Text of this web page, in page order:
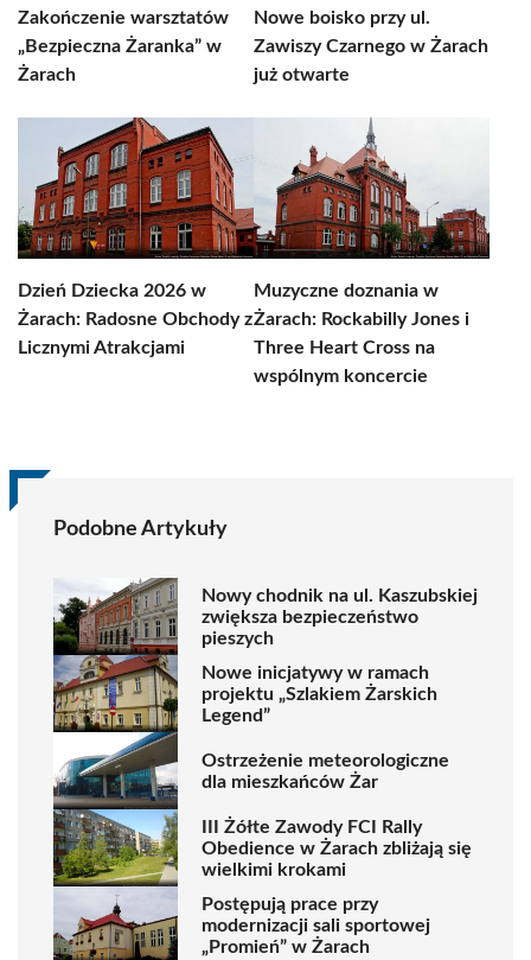
Zakończenie warsztatów
„Bezpieczna Żaranka” w
Żarach
Nowe boisko przy ul.
Zawiszy Czarnego w Żarach
już otwarte
Dzień Dziecka 2026 w
Żarach: Radosne Obchody z
Licznymi Atrakcjami
Muzyczne doznania w
Żarach: Rockabilly Jones i
Three Heart Cross na
wspólnym koncercie
Podobne Artykuły
Nowy chodnik na ul. Kaszubskiej
zwiększa bezpieczeństwo
pieszych
Nowe inicjatywy w ramach
projektu „Szlakiem Żarskich
Legend”
Ostrzeżenie meteorologiczne
dla mieszkańców Żar
III Żółte Zawody FCI Rally
Obedience w Żarach zbliżają się
wielkimi krokami
Postępują prace przy
modernizacji sali sportowej
„Promień” w Żarach